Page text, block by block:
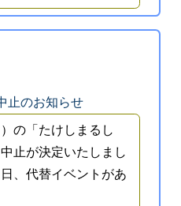
止のお知らせ
の「たけしまるし
止が決定いたしまし
、代替イベントがあ